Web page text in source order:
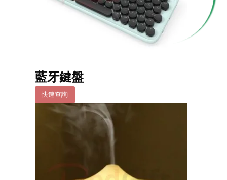
藍牙鍵盤
快速查詢